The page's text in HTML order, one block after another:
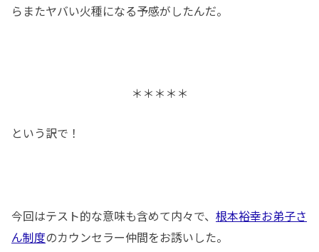
らまたヤバい火種になる予感がしたんだ。
＊＊＊＊＊
という訳で！
今回はテスト的な意味も含めて内々で、 根本裕幸お弟子さ
ん制度のカウンセラー仲間をお誘いした。